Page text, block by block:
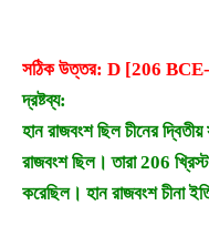
সঠিক উত্তর: D [206
দ্রষ্টব্য:
হান রাজবংশ ছিল চীনের
রাজবংশ ছিল। তারা 206
করেছিল। হান রাজবংশ চীনা